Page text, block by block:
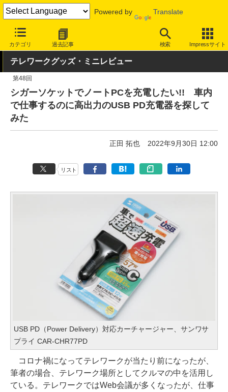
Powered by Translate
カテゴリ 過去記事 検索 Impressサイト
INTERNET Watch トピック テレワーク
テレワークグッズ・ミニレビュー
第48回
シガーソケットでノートPCを充電したい!! 車内
で仕事するのに高出力のUSB PD充電器を探して
みた
正田 拓也 2022年9月30日 12:00
リスト
USB PD（Power Delivery）対応カーチャージャー、サンワサ
プライ CAR-CHR77PD
コロナ禍になってテレワークが当たり前になったが、
筆者の場合、テレワーク場所としてクルマの中を活用し
ている。テレワークではWeb会議が多くなったが、仕事